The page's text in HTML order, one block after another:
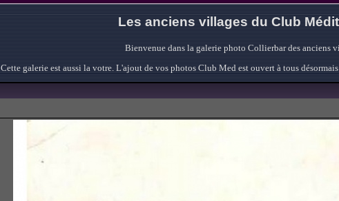
Les anciens villages du Club
Bienvenue dans la galerie photo Collierbar des anciens
Cette galerie est aussi la votre. L'ajout de vos photos Club Med est ouvert à tous